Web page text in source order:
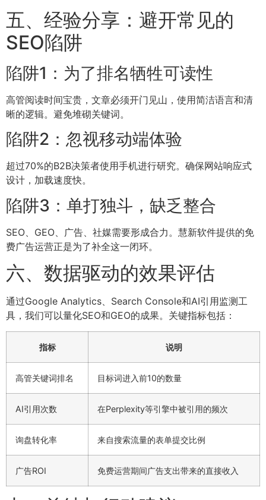
五、经验分享：避开常见的
SEO陷阱
陷阱1：为了排名牺牲可读性
高管阅读时间宝贵，文章必须开门见山，使用简洁语言和清
晰的逻辑。避免堆砌关键词。
陷阱2：忽视移动端体验
超过70%的B2B决策者使用手机进行研究。确保网站响应式
设计，加载速度快。
陷阱3：单打独斗，缺乏整合
SEO、GEO、广告、社媒需要形成合力。慧新软件提供的免
费广告运营正是为了补全这一闭环。
六、数据驱动的效果评估
通过Google Analytics、Search Console和AI引用监测工
具，我们可以量化SEO和GEO的成果。关键指标包括：
指标 说明
高管关键词排名 目标词进入前10的数量
AI引用次数 在Perplexity等引擎中被引用的频次
询盘转化率 来自搜索流量的表单提交比例
广告ROI 免费运营期间广告支出带来的直接收入